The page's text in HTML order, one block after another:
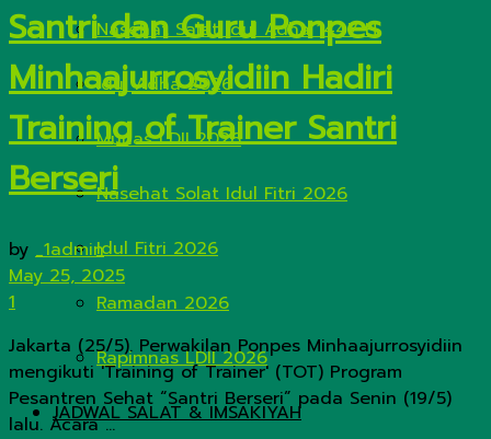
Nasehat Salat Idul Adha 1447 H
Idul Adha 2026
Munas LDII 2026
Nasehat Solat Idul Fitri 2026
Idul Fitri 2026
Ramadan 2026
Rapimnas LDII 2026
JADWAL SALAT & IMSAKIYAH
Santri dan Guru Ponpes
Minhaajurrosyidiin Hadiri
Training of Trainer Santri
Berseri
by _1admin
May 25, 2025
1
Jakarta (25/5). Perwakilan Ponpes Minhaajurrosyidiin
mengikuti 'Training of Trainer' (TOT) Program
Pesantren Sehat “Santri Berseri” pada Senin (19/5)
lalu. Acara ...